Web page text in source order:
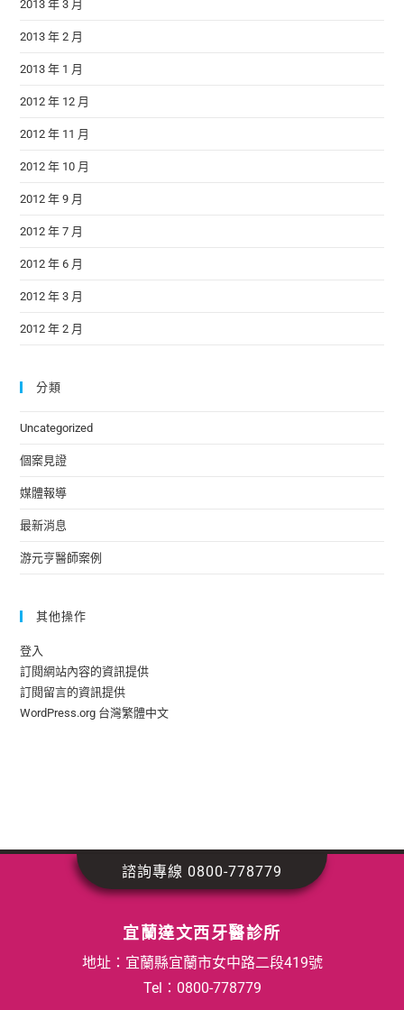
2013 年 3 月
2013 年 2 月
2013 年 1 月
2012 年 12 月
2012 年 11 月
2012 年 10 月
2012 年 9 月
2012 年 7 月
2012 年 6 月
2012 年 3 月
2012 年 2 月
分類
Uncategorized
個案見證
媒體報導
最新消息
游元亨醫師案例
其他操作
登入
訂閱網站內容的資訊提供
訂閱留言的資訊提供
WordPress.org 台灣繁體中文
宜蘭達文西牙醫診所
地址：宜蘭縣宜蘭市女中路二段419號
Tel： 0800-778779
諮詢專線 0800-778779